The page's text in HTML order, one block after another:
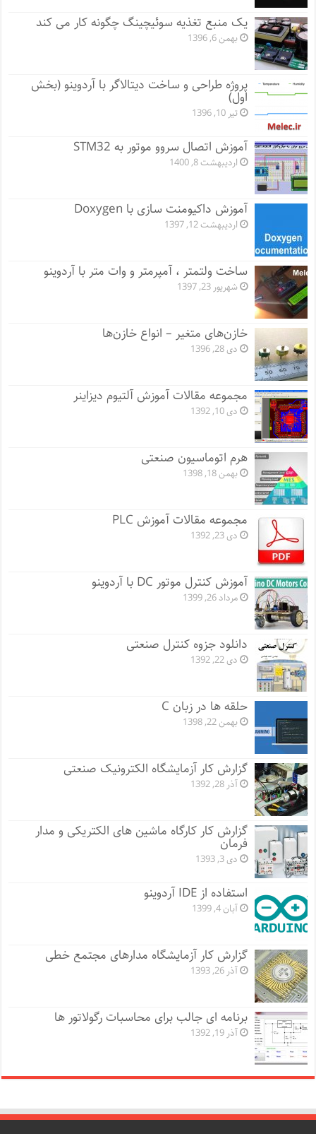
یک منبع تغذیه سوئیچینگ چگونه کار می کند
بهمن 6, 1396
پروژه طراحی و ساخت دیتالاگر با آردوینو (بخش
اول)
تیر 10, 1396
آموزش اتصال سروو موتور به STM32
اردیبهشت 8, 1400
آموزش داکیومنت سازی با Doxygen
اردیبهشت 12, 1397
ساخت ولتمتر ، آمپرمتر و وات متر با آردوینو
شهریور 23, 1397
خازن‌های متغیر – انواع خازن‌ها
دی 28, 1396
مجموعه مقالات آموزش آلتیوم دیزاینر
دی 10, 1392
هرم اتوماسیون صنعتی
بهمن 18, 1398
مجموعه مقالات آموزش PLC
دی 23, 1392
آموزش کنترل موتور DC با آردوینو
مرداد 26, 1399
دانلود جزوه کنترل صنعتی
دی 22, 1392
حلقه ها در زبان C
بهمن 22, 1398
گزارش کار آزمایشگاه الکترونیک صنعتی
آذر 28, 1392
گزارش کار کارگاه ماشین های الکتریکی و مدار
فرمان
دی 3, 1393
استفاده از IDE آردوینو
آبان 4, 1399
گزارش کار آزمایشگاه مدارهای مجتمع خطی
آذر 26, 1393
برنامه ای جالب برای محاسبات رگولاتور ها
آذر 19, 1392